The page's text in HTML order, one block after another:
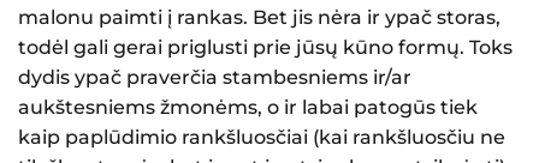
malonu paimti į rankas. Bet jis nėra ir ypač storas,
todėl gali gerai priglusti prie jūsų kūno formų. Toks
dydis ypač praverčia stambesniems ir/ar
aukštesniems žmonėms, o ir labai patogūs tiek
kaip paplūdimio rankšluosčiai (kai rankšluosčiu ne